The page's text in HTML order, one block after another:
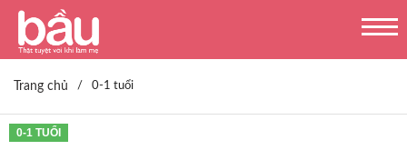
Trang chủ / 0-1 tuổi
0-1 TUỔI